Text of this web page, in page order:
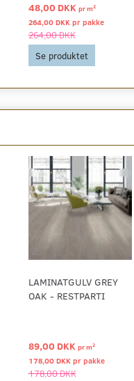
48,00 DKK prm2
264,00 DKK pr pakke
264,00 DKK
Se produktet
LAMINATGULV GREY
OAK - RESTPARTI
89,00 DKK prm2
178,00 DKK pr pakke
178,00 DKK